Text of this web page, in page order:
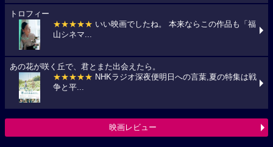
トロフィー
★★★★★ いい映画でしたね。 本来ならこの作品も「福
山シネマ...
あの花が咲く丘で、君とまた出会えたら。
★★★★★ NHKラジオ深夜便明日への言葉,夏の特集は戦
争と平...
映画レビュー